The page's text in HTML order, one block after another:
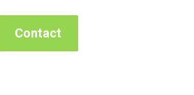
Contact